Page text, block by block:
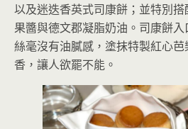
以及迷迭香英式司康餅；並特別
果醬與德文郡凝脂奶油。司康餅入
絲毫沒有油膩感，塗抹特製紅心
香，讓人欲罷不能。